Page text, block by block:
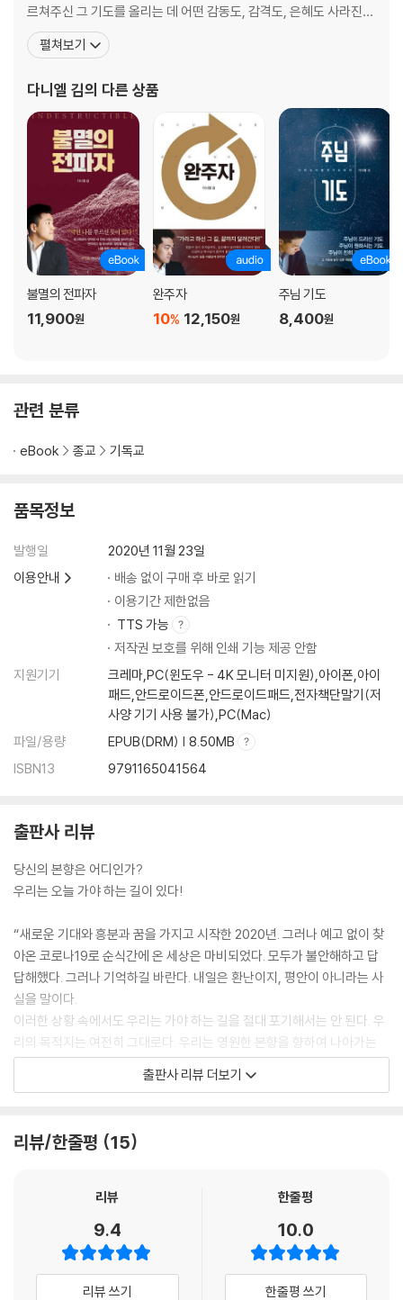
르쳐주신 그 기도를 올리는 데 어떤 감동도, 감격도, 은혜도 사라진
지 오래다. 그러나 저자는 경험했다. 주기도문으로 깊이 들어갈 때 영
혼이 소생되는 것을. 그 은혜를 함께 나누고자 주기도문의 간구 하나
계획, 우리를 향하신 주님의 마음을 전한다.
펼쳐보기
다니엘 김의 다른 상품
불멸의 전파자
11,900원
완주자
12,150원
10%
주님 기도
8,400원
관련 분류
eBook 종교 기독교
품목정보
발행일
2020년 11월 23일
이용안내
배송 없이 구매 후 바로 읽기
이용기간 제한없음
TTS 가능
저작권 보호를 위해 인쇄 기능 제공 안함
지원기기
크레마,PC(윈도우 - 4K 모니터 미지원),아이폰,아이
패드,안드로이드폰,안드로이드패드,전자책단말기(저
사양 기기 사용 불가),PC(Mac)
파일/용량
EPUB(DRM) | 8.50MB
ISBN13
9791165041564
출판사 리뷰
당신의 본향은 어디인가?
우리는 오늘 가야 하는 길이 있다!
“새로운 기대와 흥분과 꿈을 가지고 시작한 2020년. 그러나 예고 없이 찾
아온 코로나19로 순식간에 온 세상은 마비되었다. 모두가 불안해하고 답
답해했다. 그러나 기억하길 바란다. 내일은 환난이지, 평안이 아니라는 사
실을 말이다.
이러한 상황 속에서도 우리는 가야 하는 길을 절대 포기해서는 안 된다. 우
리의 목적지는 여전히 그대로다. 우리는 영원한 본향을 향하여 나아가는
나그네와 행인이다.”
가는 저자의 도전이기에 수긍이 간다. 이 책에서 저자는 하나님의 약속을
을 전하며 성도인 우리의 삶은 어떠해야 하는지 돌아보게 한다.
으로 첫걸음을 떼야 할 곳은 어디인가? 당신이 피해야 할 큰 문, 그리고 그
뒤에 펼쳐지는 넓은 길은 어디인가?
내 눈에 보기 좋고 내 생각에 가장 큰 기쁨을 주는 바로 그것을 걸러내야 한
출판사 리뷰 더보기
리뷰/한줄평 15
리뷰
9.4
리뷰 쓰기
한줄평
10.0
한줄평 쓰기